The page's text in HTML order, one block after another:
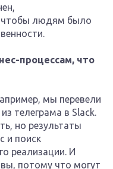
чтобы людям было
процессам, что
мы перевели
телеграма в Slack.
но результаты
и поиск
реализации. И
потому что могут